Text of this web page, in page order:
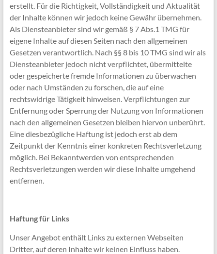
erstellt. Für die Richtigkeit, Vollständigkeit und Aktualität
der Inhalte können wir jedoch keine Gewähr übernehmen.
Als Diensteanbieter sind wir gemäß § 7 Abs.1 TMG für
eigene Inhalte auf diesen Seiten nach den allgemeinen
Gesetzen verantwortlich. Nach §§ 8 bis 10 TMG sind wir als
Diensteanbieter jedoch nicht verpflichtet, übermittelte
oder gespeicherte fremde Informationen zu überwachen
oder nach Umständen zu forschen, die auf eine
rechtswidrige Tätigkeit hinweisen. Verpflichtungen zur
Entfernung oder Sperrung der Nutzung von Informationen
nach den allgemeinen Gesetzen bleiben hiervon unberührt.
Eine diesbezügliche Haftung ist jedoch erst ab dem
Zeitpunkt der Kenntnis einer konkreten Rechtsverletzung
möglich. Bei Bekanntwerden von entsprechenden
Rechtsverletzungen werden wir diese Inhalte umgehend
entfernen.
Haftung für Links
Unser Angebot enthält Links zu externen Webseiten
Dritter, auf deren Inhalte wir keinen Einfluss haben.